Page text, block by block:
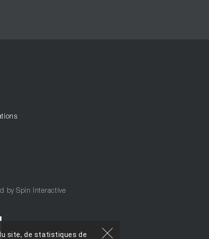
bySpin Interactive
site, de statistiques de